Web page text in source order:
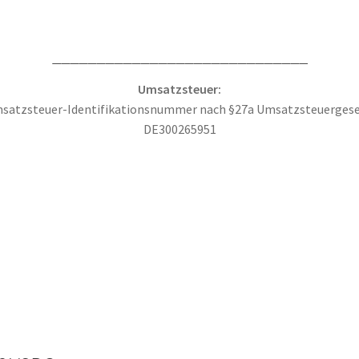
Umsatzsteuer:
Identifikationsnummer nach §27a
DE300265951